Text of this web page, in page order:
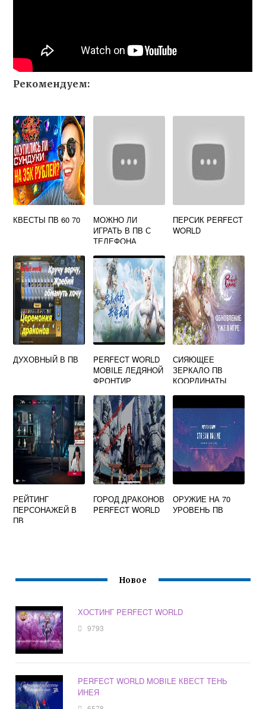
Рекомендуем:
КВЕСТЫ ПВ 60 70
МОЖНО ЛИ
ИГРАТЬ В ПВ С
ТЕЛЕФОНА
ПЕРСИК PERFECT
WORLD
ДУХОВНЫЙ В ПВ
PERFECT WORLD
MOBILE ЛЕДЯНОЙ
ФРОНТИР
СИЯЮЩЕЕ
ЗЕРКАЛО ПВ
КООРДИНАТЫ
РЕЙТИНГ
ПЕРСОНАЖЕЙ В
ПВ
ГОРОД ДРАКОНОВ
PERFECT WORLD
ОРУЖИЕ НА 70
УРОВЕНЬ ПВ
Новое
ХОСТИНГ PERFECT WORLD
9793
PERFECT WORLD MOBILE КВЕСТ ТЕНЬ
ИНЕЯ